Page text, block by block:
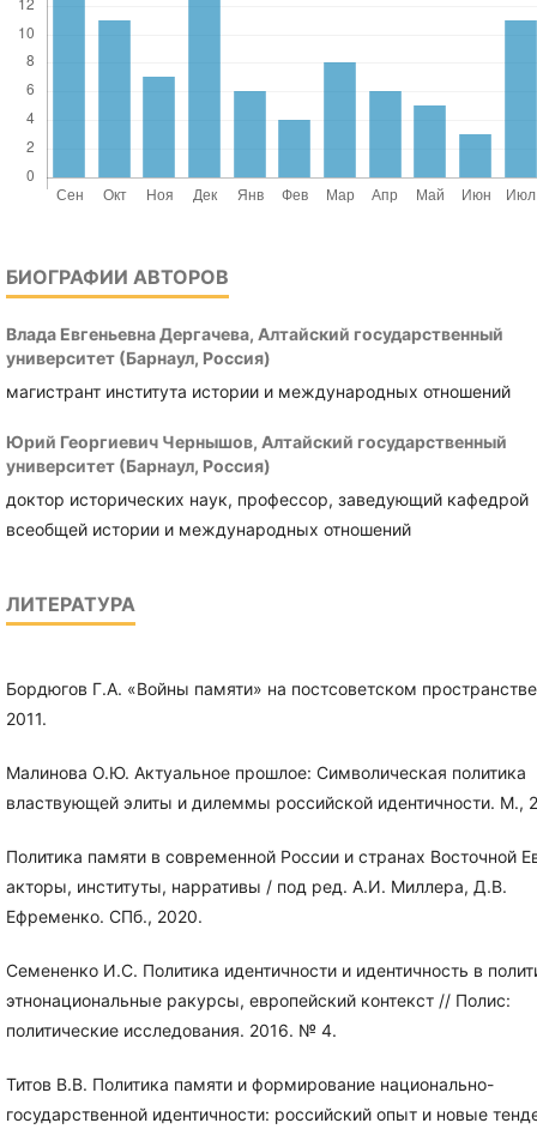
БИОГРАФИИ АВТОРОВ
Влада Евгеньевна Дергачева, Алтайский государственный
университет (Барнаул, Россия)
магистрант института истории и международных отношений
Юрий Георгиевич Чернышов, Алтайский государственный
университет (Барнаул, Россия)
доктор исторических наук, профессор, заведующий кафедрой
всеобщей истории и международных отношений
ЛИТЕРАТУРА
Бордюгов Г.А. «Войны памяти» на постсоветском
2011.
Малинова О.Ю. Актуальное прошлое: Символическая политика
властвующей элиты и дилеммы российской идентичности. М.,
Политика памяти в современной России и странах Восточной
акторы, институты, нарративы / под ред. А.И. Миллера, Д.В.
Ефременко. СПб., 2020.
Семененко И.С. Политика идентичности и идентичность в
этнонациональные ракурсы, европейский контекст // Полис:
политические исследования. 2016. № 4.
Титов В.В. Политика памяти и формирование национально-
государственной идентичности: российский опыт и новые